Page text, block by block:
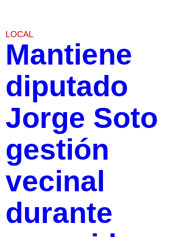
LOCAL
Mantiene
diputado
Jorge Soto
gestión
vecinal
durante